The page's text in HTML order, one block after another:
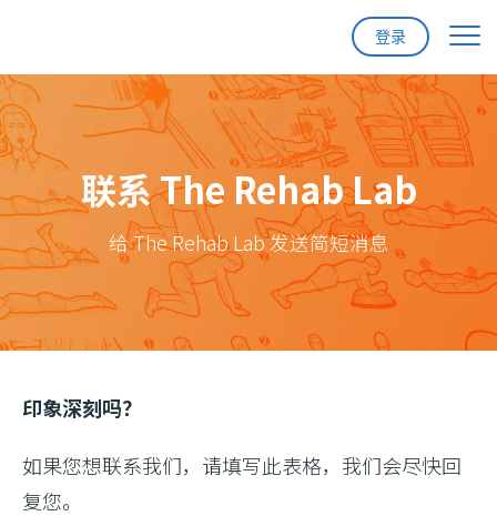
首页
功能
定价
支持
联系我们
注册
登录
更新
登录
联系 The Rehab Lab
给 The Rehab Lab 发送简短消息
印象深刻吗？
如果您想联系我们，请填写此表格，我们会尽快回
复您。